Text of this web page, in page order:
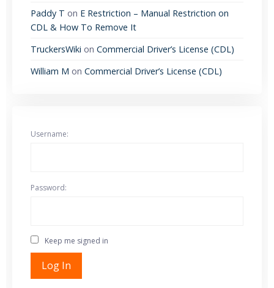
Paddy T on E Restriction – Manual Restriction on
CDL & How To Remove It
TruckersWiki on Commercial Driver’s License (CDL)
William M on Commercial Driver’s License (CDL)
Username:
Password:
Keep me signed in
Log In